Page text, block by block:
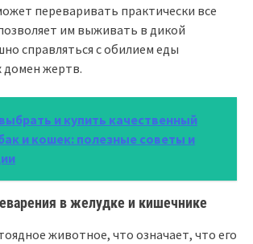
переваривать практически все
им выживать в дикой
справляться с обилием еды
домен жертв.
и купить качественный
и кошек: полезные советы и
в желудке и кишечнике
животное, что означает, что его